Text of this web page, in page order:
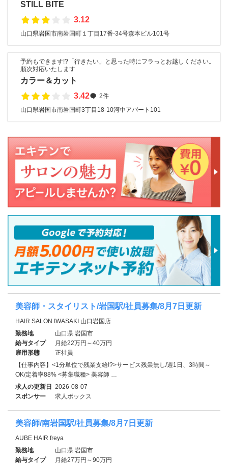
STILL BITE
3.12
山口県岩国市南岩国町１丁目17番-34号森本ビル101号
予約もできます!?「行きたい」と思った時にフラっとお越しください。
順次対応いたします
カラー＆カット
3.42
2件
山口県岩国市南岩国町3丁目18-10河中アパート101
美容師・スタイリスト/岩国駅/社員募集/8月7日更新
HAIR SALON IWASAKI 山口岩国店
勤務地
山口県 岩国市
給与タイプ
月給22万円～40万円
雇用形態
正社員
【仕事内容】<1分単位で残業支給!?>サービス残業無し/週1日、3時間～
OK/定着率88% <募集職種> 美容師 …
求人の更新日 2026-08-07
スポンサー
求人ボックス
美容師/南岩国駅/社員募集/8月7日更新
AUBE HAIR freya
勤務地
山口県 岩国市
給与タイプ
月給27万円～90万円